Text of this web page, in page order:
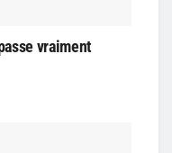
vraiment